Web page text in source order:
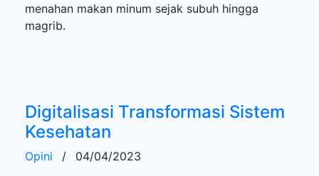
menahan makan minum sejak subuh hingga
magrib.
Digitalisasi Transformasi Sistem
Kesehatan
Opini /
04/04/2023